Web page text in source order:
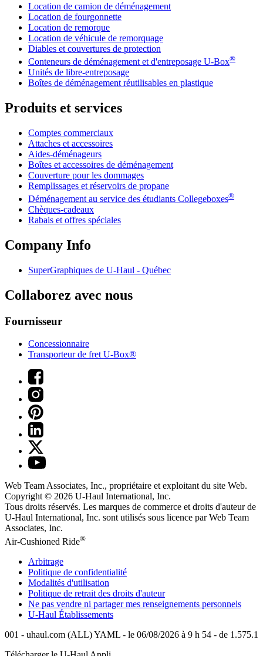
Location de camion de déménagement
Location de fourgonnette
Location de remorque
Location de véhicule de remorquage
Diables et couvertures de protection
Conteneurs de déménagement et d'entreposage U-Box®
Unités de libre-entreposage
Boîtes de déménagement réutilisables en plastique
Produits et services
Comptes commerciaux
Attaches et accessoires
Aides-déménageurs
Boîtes et accessoires de déménagement
Couverture pour les dommages
Remplissages et réservoirs de propane
Déménagement au service des étudiants Collegeboxes®
Chèques-cadeaux
Rabais et offres spéciales
Company Info
SuperGraphiques de U-Haul - Québec
Collaborez avec nous
Fournisseur
Concessionnaire
Transporteur de fret U-Box®
Web Team Associates, Inc., propriétaire et exploitant du site Web.
Copyright © 2026 U-Haul International, Inc.
Tous droits réservés. Les marques de commerce et droits d'auteur de
U-Haul International, Inc. sont utilisés sous licence par Web Team
Associates, Inc.
Air-Cushioned Ride®
Arbitrage
Politique de confidentialité
Modalités d'utilisation
Politique de retrait des droits d'auteur
Ne pas vendre ni partager mes renseignements personnels
U-Haul Établissements
001 - uhaul.com (ALL) YAML - le 06/08/2026 à 9 h 54 - de 1.575.1